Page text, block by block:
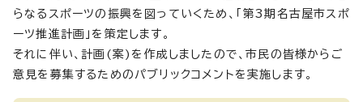
らなるスポーツの振興を図っていくため、「第3期名古屋市スポ
ーツ推進計画」を策定します。
それに伴い、計画(案)を作成しましたので、市民の皆様からご
意見を募集するためのパブリックコメントを実施します。